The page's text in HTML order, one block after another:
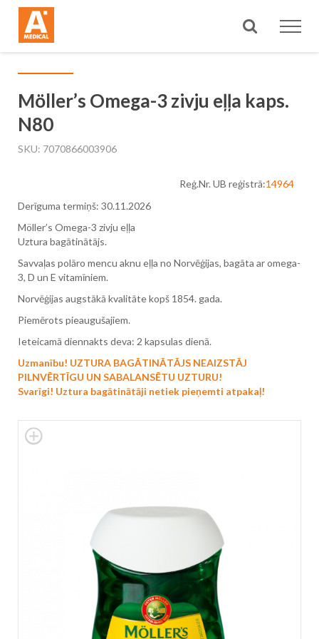
Meklēt
Möller’s Omega-3 zivju eļļa kaps.
N80
SKU 7070866003906
Reģ.Nr. UB reģistrā:14964
Derīguma termiņš: 30.11.2026
Möller’s Omega-3 zivju eļļa
Uztura bagātinātājs.
Savvaļas polāro mencu aknu eļļa no Norvēģijas, bagāta ar omega-
3, D un E vitamīniem.
Norvēģijas augstākā kvalitāte kopš 1854. gada.
Piemērots pieaugušajiem.
Ieteicamā diennakts deva: 2 kapsulas dienā.
Uzmanību! UZTURA BAGĀTINĀTĀJS NEAIZSTĀJ
PILNVĒRTĪGU UN SABALANSĒTU UZTURU!
Svarīgi! Uztura bagātinātāji netiek pieņemti atpakaļ!
Skip
to